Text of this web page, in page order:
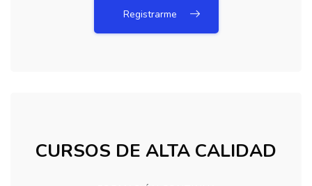
Registrarme
CURSOS DE ALTA CALIDAD